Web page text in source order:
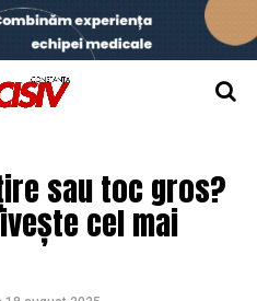
sau toc gros?
cel mai